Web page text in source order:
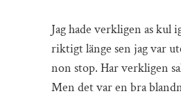
Jag hade verkligen as kul
riktigt länge sen jag var
non stop. Har verkligen
Men det var en bra